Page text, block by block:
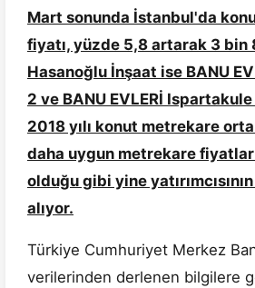
Mart sonunda İstanbul'da
fiyatı, yüzde 5,8 artarak 3 bin
Hasanoğlu İnşaat ise BANU
2 ve BANU EVLERİ
2018 yılı konut metrekare
daha uygun metrekare
olduğu gibi yine
alıyor.
Türkiye Cumhuriyet Merkez
verilerinden derlenen bilgilere